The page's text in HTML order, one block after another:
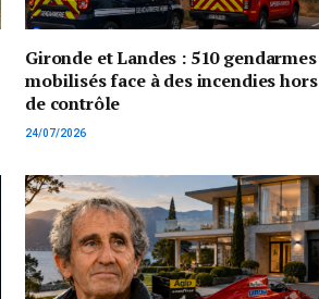
Gironde et Landes : 510 gendarmes
mobilisés face à des incendies hors
de contrôle
24/07/2026